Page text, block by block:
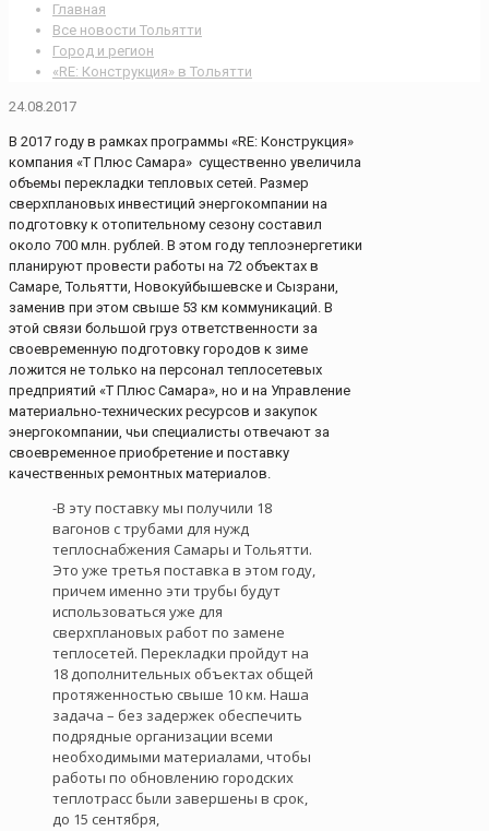
Главная
Все новости Тольятти
Город и регион
«RE: Конструкция» в Тольятти
24.08.2017
В 2017 году в рамках программы «RE: Конструкция»
компания «Т Плюс Самара» существенно увеличила
объемы перекладки тепловых сетей. Размер
сверхплановых инвестиций энергокомпании на
подготовку к отопительному сезону составил
около 700 млн. рублей. В этом году теплоэнергетики
планируют провести работы на 72 объектах в
Самаре, Тольятти, Новокуйбышевске и Сызрани,
заменив при этом свыше 53 км коммуникаций. В
этой связи большой груз ответственности за
своевременную подготовку городов к зиме
ложится не только на персонал теплосетевых
предприятий «Т Плюс Самара», но и на Управление
материально-технических ресурсов и закупок
энергокомпании, чьи специалисты отвечают за
своевременное приобретение и поставку
качественных ремонтных материалов.
-В эту поставку мы получили 18
вагонов с трубами для нужд
теплоснабжения Самары и Тольятти.
Это уже третья поставка в этом году,
причем именно эти трубы будут
использоваться уже для
сверхплановых работ по замене
теплосетей. Перекладки пройдут на
18 дополнительных объектах общей
протяженностью свыше 10 км. Наша
задача – без задержек обеспечить
подрядные организации всеми
необходимыми материалами, чтобы
работы по обновлению городских
теплотрасс были завершены в срок,
до 15 сентября,